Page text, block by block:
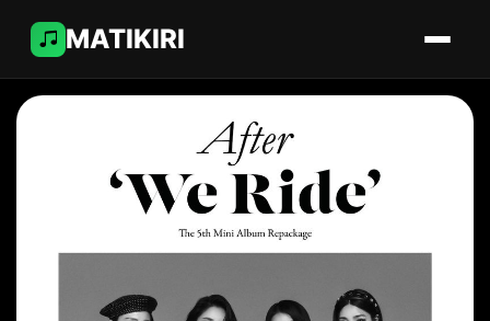
MATIKIRI